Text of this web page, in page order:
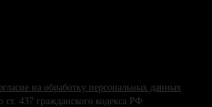
на обработку персональных данных
437 гражданского кодекса РФ